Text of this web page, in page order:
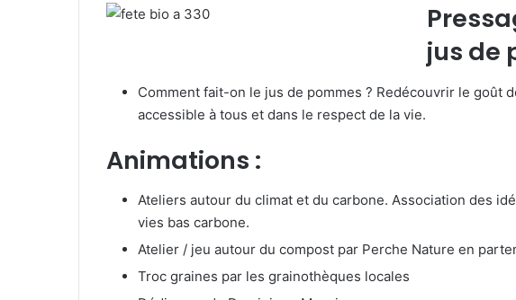
jus de
Comment fait-on le jus de pommes ? Redécouvrir le goût
accessible à tous et dans le respect de la vie.
Animations :
Ateliers autour du climat et du carbone. Association des
vies bas carbone.
Atelier / jeu autour du compost par Perche Nature en
Troc graines par les grainothèques locales